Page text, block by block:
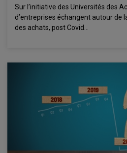
Sur l’initiative des Universités des
d’entreprises échangent autour de
des achats, post Covid...